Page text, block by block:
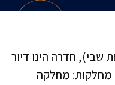
שבי), חדרה הינו דיור
מוגן בחדרה המכיל 86 מיטות ב-2 מחלקות: מחלקה